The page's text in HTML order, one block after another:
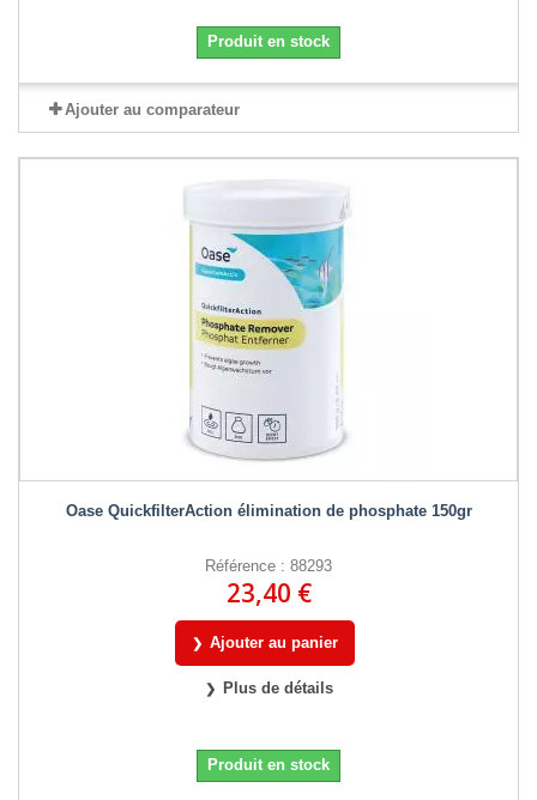
Produit en stock
Ajouter au comparateur
Oase QuickfilterAction élimination de phosphate 150gr
Référence : 88293
23,40 €
Ajouter au panier
Plus de détails
Produit en stock